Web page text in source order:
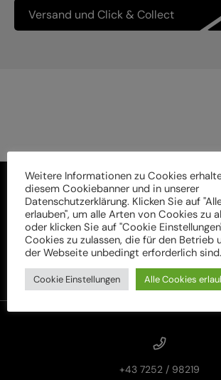
Versand und Click & Collect
+43 7252 / 98219
Weitere Informationen zu Cookies
diesem Cookiebanner und in unserer
Datenschutzerklärung. Klicken Sie auf
erlauben", um alle Arten von Cookies zu
oder klicken Sie auf "Cookie
Cookies zu zulassen, die für den Betrieb
der Webseite unbedingt erforderlich sind.
Cookie Einstellungen Alle Cookies